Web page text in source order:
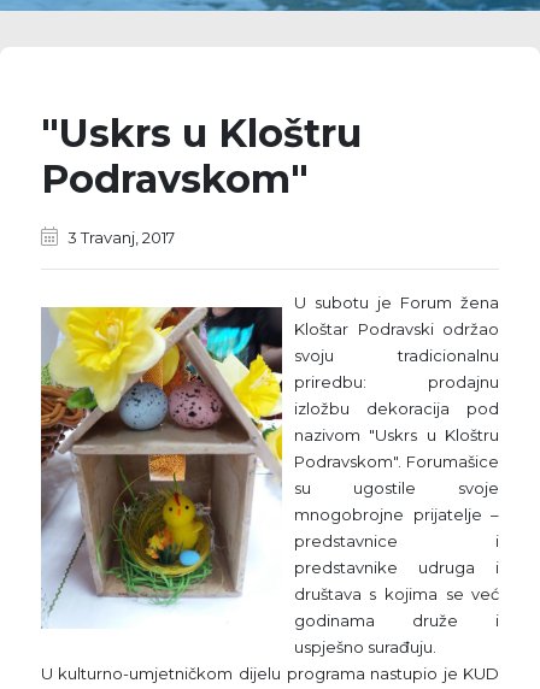
"Uskrs u Kloštru
Podravskom"
3 Travanj, 2017
U subotu je Forum žena
Kloštar Podravski održao
svoju tradicionalnu
priredbu: prodajnu
izložbu dekoracija pod
nazivom "Uskrs u Kloštru
Podravskom". Forumašice
su ugostile svoje
mnogobrojne prijatelje –
predstavnice i
predstavnike udruga i
društava s kojima se već
godinama druže i
uspješno surađuju.
U kulturno-umjetničkom dijelu programa nastupio je KUD